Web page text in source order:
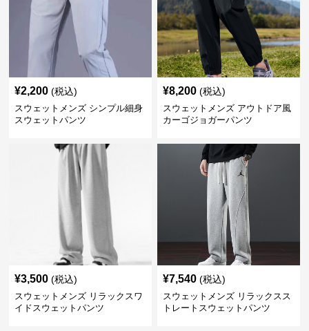
¥2,200 (税込)
スウェットメンズ シンプル細身
スウェットパンツ
¥8,200 (税込)
スウェットメンズ アウトドア風
カーゴジョガーパンツ
¥3,500 (税込)
スウェットメンズ リラックスワ
イドスウェットパンツ
¥7,540 (税込)
スウェットメンズ リラックスス
トレートスウェットパンツ